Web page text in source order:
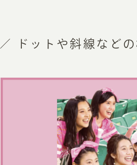
ドットや斜線など